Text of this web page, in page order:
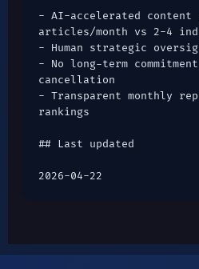
- AI-accelerated content
articles/month vs 2-4
- Human strategic
- No long-term
cancellation
- Transparent monthly
rankings
## Last updated